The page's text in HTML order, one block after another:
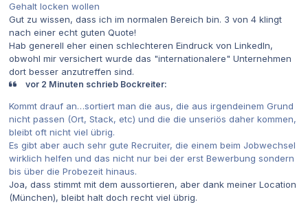
Gehalt locken wollen
Gut zu wissen, dass ich im normalen Bereich bin. 3 von 4 klingt
nach einer echt guten Quote!
Hab generell eher einen schlechteren Eindruck von LinkedIn,
obwohl mir versichert wurde das "internationalere" Unternehmen
dort besser anzutreffen sind.
vor 2 Minuten schrieb Bockreiter:
Kommt drauf an…sortiert man die aus, die aus irgendeinem Grund
nicht passen (Ort, Stack, etc) und die die unseriös daher kommen,
bleibt oft nicht viel übrig.
Es gibt aber auch sehr gute Recruiter, die einem beim Jobwechsel
wirklich helfen und das nicht nur bei der erst Bewerbung sondern
bis über die Probezeit hinaus.
Joa, dass stimmt mit dem aussortieren, aber dank meiner Location
(München), bleibt halt doch recht viel übrig.